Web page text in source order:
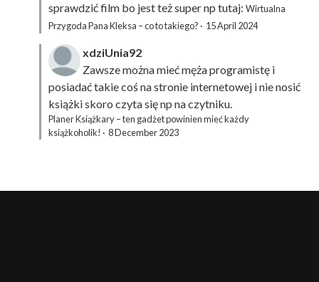
sprawdzić film bo jest też super np tutaj: Wirtualna
Przygoda Pana Kleksa – co to takiego? · 15 April 2024
xdziUnia92
Zawsze można mieć męża programistę i
posiadać takie coś na stronie internetowej i nie nosić
książki skoro czyta się np na czytniku.
Planer Książkary – ten gadżet powinien mieć każdy
książkoholik! · 8 December 2023